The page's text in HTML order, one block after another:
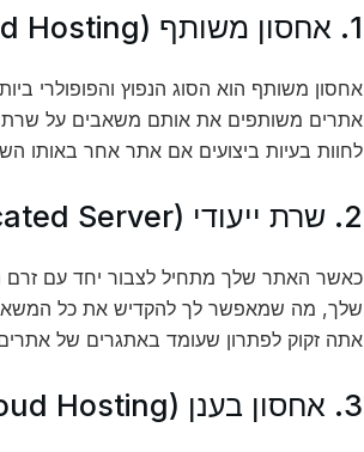
1. אחסון משותף (Shared Hosting)
אחסון משותף הוא הסוג הנפוץ והפופולרי
אתרים משותפים את אותם משאבים על שרת
לחוות בעיות ביצועים אם אתר אחר
2. שרת ייעודי (Dedicated Server)
כאשר האתר שלך מתחיל לצבור יחד עם זרם
שלך, מה שמאפשר לך להקדיש את כל
אתה זקוק לפתרון שעומד באתגרים של אתרים
3. אחסון בענן (Cloud Hosting)